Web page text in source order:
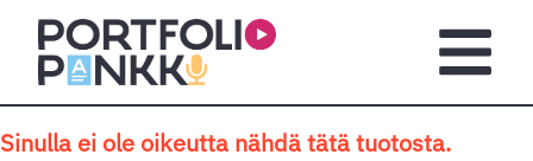
Siirry sisältöön
Sinulla ei ole oikeutta nähdä tätä tuotosta.